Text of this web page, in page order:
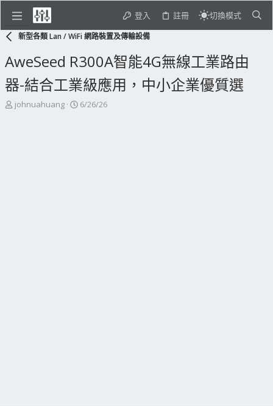
登入 註冊 切換模式
新型各類 Lan / WiFi 網路裝置及傳輸設備
AweSeed R300A智能4G無線工業路由
器-結合工業級應用，中小企業優質選
主
johnuahuang
開
6/26/26